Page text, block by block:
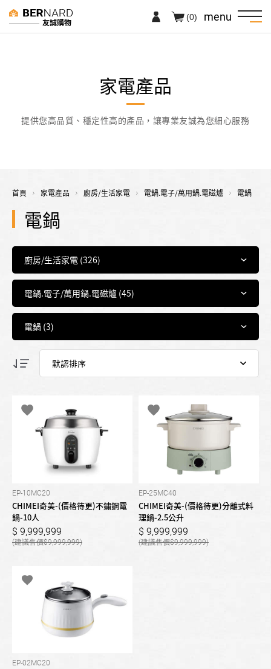
友誠購物 menu
(0)
家電產品
提供您高品質、穩定性高的產品，讓專業友誠為您細心服務
首頁 家電產品 廚房/生活家電 電鍋.電子/萬用鍋.電磁爐 電鍋
電鍋
EP-10MC20
CHIMEI奇美-(價格待更)不鏽鋼電
鍋-10人
9,999,999
9,999,999
EP-25MC40
CHIMEI奇美-(價格待更)分離式料
理鍋-2.5公升
9,999,999
9,999,999
EP-02MC20